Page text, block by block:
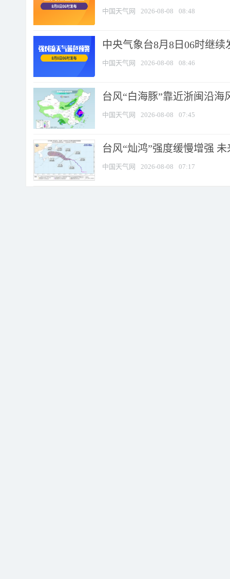
中国天气网 2026-08-08 08:48
中央气象台8月8日06时继
中国天气网 2026-08-08 08:46
台风“白海豚”靠近浙闽沿
中国天气网 2026-08-08 07:45
台风“灿鸿”强度缓慢增强
中国天气网 2026-08-08 07:17